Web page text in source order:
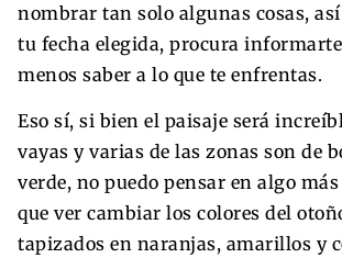
nombrar tan solo algunas cosas, así
tu fecha elegida, procura
menos saber a lo que te enfrentas.
Eso sí, si bien el paisaje será
vayas y varias de las zonas son de
verde, no puedo pensar en algo
que ver cambiar los colores del
tapizados en naranjas, amarillos y